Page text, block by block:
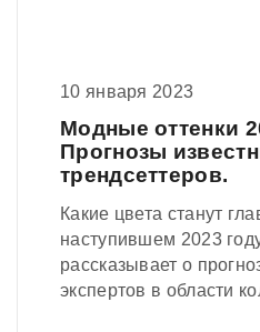
10 января 2023
Модные оттенки
Прогнозы
трендсеттеров.
Какие цвета станут
наступившем 2023
рассказывает о
экспертов в области